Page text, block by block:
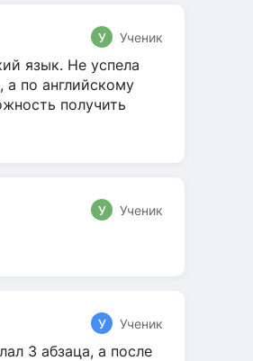
У Ученик
язык. Не успела
а по английскому
получить
У Ученик
У Ученик
3 абзаца, а после